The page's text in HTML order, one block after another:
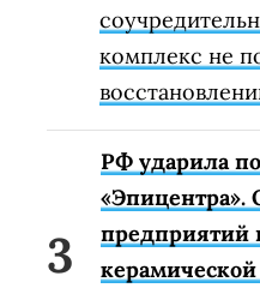
комплекс не
РФ ударила
предприятий